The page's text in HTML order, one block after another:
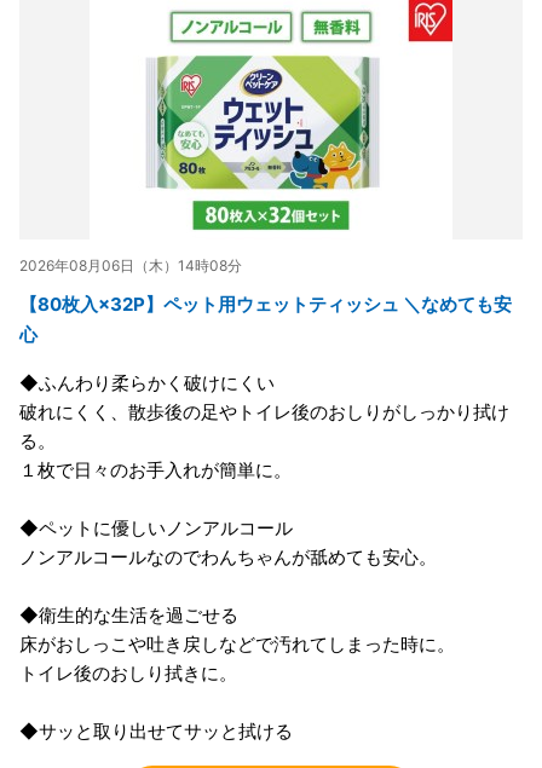
2026年08月06日（木）14時08分
【80枚入×32P】ペット用ウェットティッシュ ＼なめても安
心
◆ふんわり柔らかく破けにくい
破れにくく、散歩後の足やトイレ後のおしりがしっかり拭け
る。
１枚で日々のお手入れが簡単に。
◆ペットに優しいノンアルコール
ノンアルコールなのでわんちゃんが舐めても安心。
◆衛生的な生活を過ごせる
床がおしっこや吐き戻しなどで汚れてしまった時に。
トイレ後のおしり拭きに。
◆サッと取り出せてサッと拭ける